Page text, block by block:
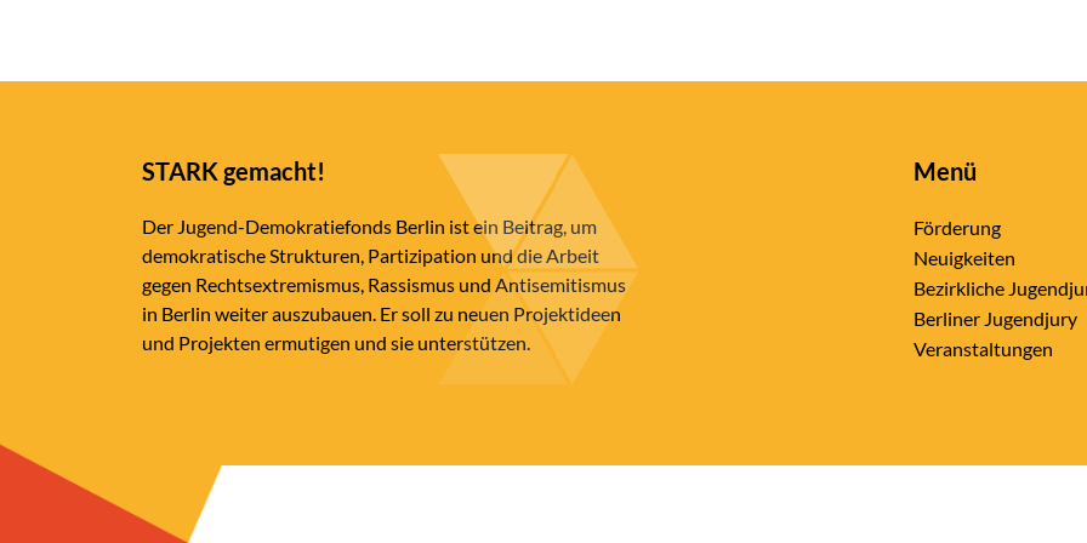
STARK gemacht!
Der Jugend-Demokratiefonds Berlin ist ein Beitrag, um
demokratische Strukturen, Partizipation und die Arbeit
gegen Rechtsextremismus, Rassismus und Antisemitismus
in Berlin weiter auszubauen. Er soll zu neuen Projektideen
und Projekten ermutigen und sie unterstützen.
Menü
Förderung
Neuigkeiten
Bezirkliche
Berliner Jugendjury
Veranstaltungen